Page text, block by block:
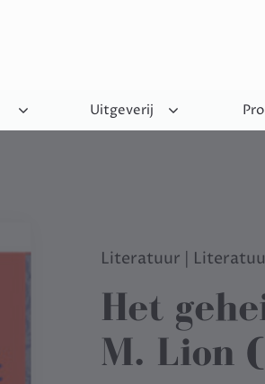
Uitgeverij
Literatuur |
Het
M. Lion